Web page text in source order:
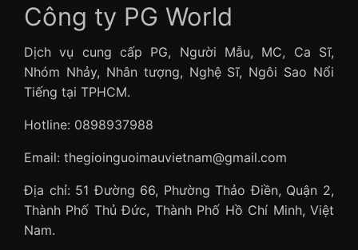
Công ty PG World
Dịch vụ cung cấp PG, Người Mẫu, MC, Ca Sĩ,
Nhóm Nhảy, Nhân tượng, Nghệ Sĩ, Ngôi Sao Nổi
Tiếng tại TPHCM.
Hotline: 0898937988
Email: thegioinguoimauvietnam@gmail.com
Địa chỉ: 51 Đường 66, Phường Thảo Điền, Quận 2,
Thành Phố Thủ Đức, Thành Phố Hồ Chí Minh, Việt
Nam.